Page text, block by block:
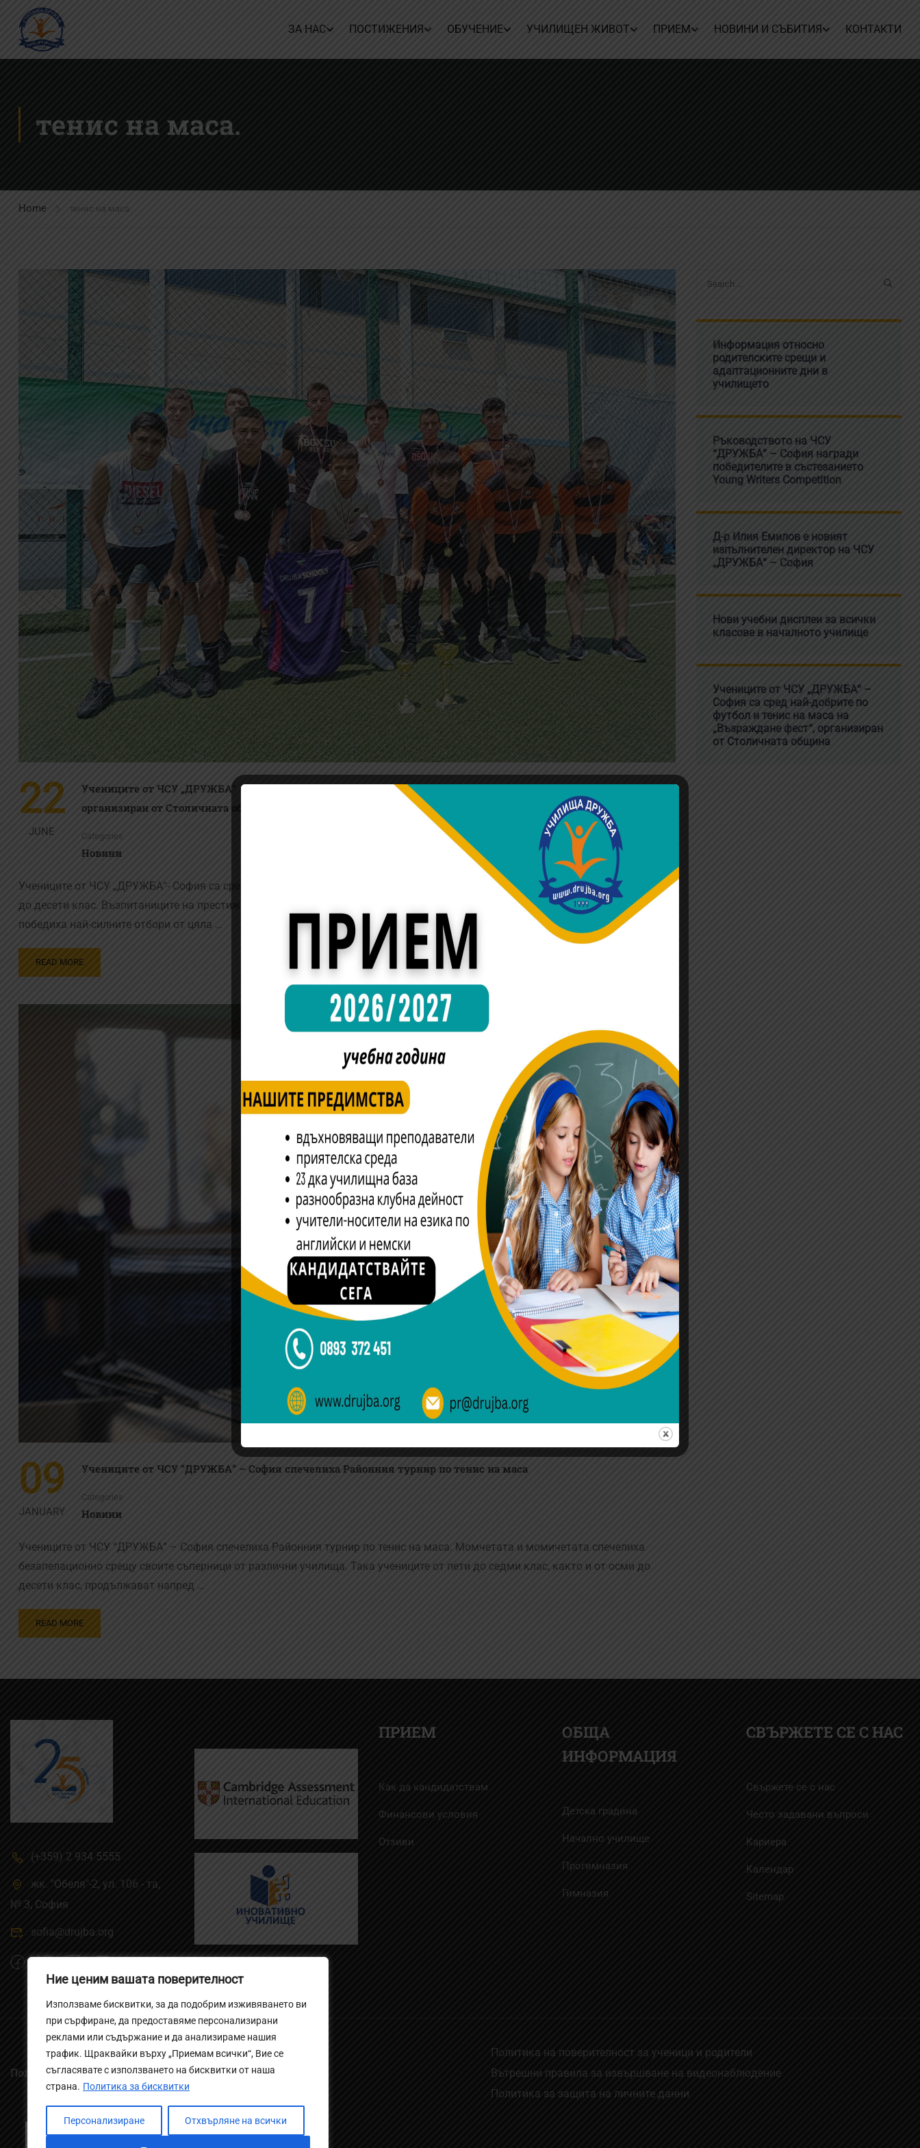
Ние ценим вашата поверителност
Използваме бисквитки, за да подобрим изживяването ви
при сърфиране, да предоставяме персонализирани
реклами или съдържание и да анализираме нашия
трафик. Щраквайки върху „Приемам всички“, Вие се
съгласявате с използването на бисквитки от наша
страна. Политика за бисквитки
Персонализиране Отхвърляне на всички
ЗА НАС ПОСТИЖЕНИЯ ОБУЧЕНИЕ УЧИЛИЩЕН ЖИВОТ ПРИЕМ НОВИНИ И СЪБИТИЯ КОНТАКТИ
тенис на маса.
Home тенис на маса.
22
JUNE
Учениците от ЧСУ „ДРУЖБА“ – София са сред най-добрите по футбол и тенис на маса на „Възраждане фест“,
организиран от Столичната община
Categories
Новини
Учениците от ЧСУ „ДРУЖБА“- София са сред най-добрите участнци на „Възраждане фест“ по футбол и тенис на маса от осми
до десети клас. Възпитаниците на престижната частна образователна институция спечелиха 3 място по футбол, като
победиха най-силните отбори от цяла …
READ MORE
09
JANUARY
Учениците от ЧСУ “ДРУЖБА” – София спечелиха Районния турнир по тенис на маса
Categories
Новини
Учениците от ЧСУ “ДРУЖБА” – София спечелиха Районния турнир по тенис на маса. Момчетата и момичетата спечелиха
безапелационно срещу своите съперници от различни училища. Така учениците от пети до седми клас, както и от осми до
десети клас, продължават напред …
READ MORE
Информация относно
родителските срещи и
адаптационните дни в
училището
Ръководството на ЧСУ
“ДРУЖБА” – София награди
победителите в състезанието
Young Writers Competition
Д-р Илия Емилов е новият
изпълнителен директор на ЧСУ
„ДРУЖБА“ – София
Нови учебни дисплеи за всички
класове в началното училище
Учениците от ЧСУ „ДРУЖБА“ –
София са сред най-добрите по
футбол и тенис на маса на
„Възраждане фест“, организиран
от Столичната община
(+359) 2 934 5555
жк. "Обеля"-2, ул. 106 - та,
№ 3, Cофия
sofia@drujba.org
ПРИЕМ
Как да кандидатствам
Финансови условия
Отзиви
ОБЩА
ИНФОРМАЦИЯ
Детска градина
Начално училище
Прогимназия
Гимназия
СВЪРЖЕТЕ СЕ С НАС
Свържете се с нас
Често задавани въпроси
Кариера
Календар
Sitemap
Политика за бисквитките
Политика на поверителност за ученици и родители
Вътрешни правила за извършване на видеонаблюдение
Политика за защита на личните данни